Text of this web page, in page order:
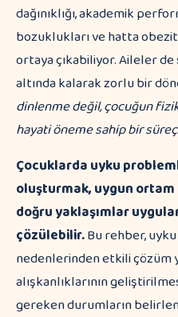
dağınıklığı, akademik
bozuklukları ve hatta
ortaya çıkabiliyor. Aileler
altında kalarak zorlu bir
dinlenme değil, çocuğun
hayati öneme sahip bir süreç.
Çocuklarda uyku
oluşturmak, uygun ortam
doğru yaklaşımlar
çözülebilir.Bu rehber,
nedenlerinden etkili çözüm
alışkanlıklarının
gereken durumların